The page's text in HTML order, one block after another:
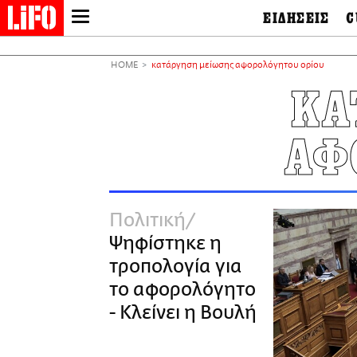
NEWSLETTER
PRINT
ΕΙΔΗΣΕΙΣ
Διεθνή
Οικονομία
Πολιτισμός
Αθλητισμός
Περιβάλλον
TV & Media
Tech &
European Lifo
&
HOME κατάργηση μείωσης αφορολόγητου ορίου
Πολιτική
Ψηφίστηκε η
τροπολογία για
το αφορολόγητο
- Κλείνει η Βουλή